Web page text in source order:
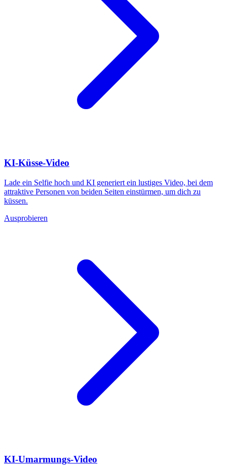
KI-Küsse-Video
Lade ein Selfie hoch und KI generiert ein lustiges Video, bei dem
attraktive Personen von beiden Seiten einstürmen, um dich zu
küssen.
Ausprobieren
KI-Umarmungs-Video